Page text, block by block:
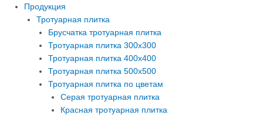
Продукция
Тротуарная плитка
Брусчатка тротуарная плитка
Тротуарная плитка 300х300
Тротуарная плитка 400х400
Тротуарная плитка 500х500
Тротуарная плитка по цветам
Серая тротуарная плитка
Красная тротуарная плитка